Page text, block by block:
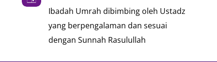
Ibadah Umrah dibimbing oleh Ustadz
yang berpengalaman dan sesuai
dengan Sunnah Rasulullah